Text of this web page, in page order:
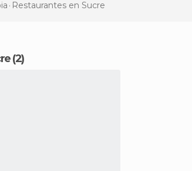
Restaurantes en Sucre
(2)